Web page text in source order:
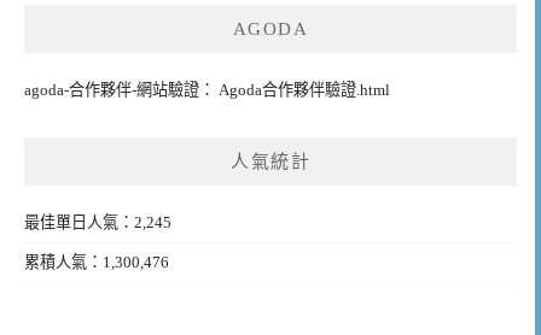
AGODA
agoda-合作夥伴-網站驗證： Agoda合作夥伴驗證.html
人氣統計
最佳單日人氣：2,245
累積人氣：1,300,476